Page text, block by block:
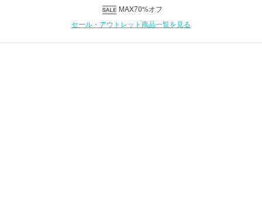
MAX70%オフ
セール・アウトレット商品一覧を見る